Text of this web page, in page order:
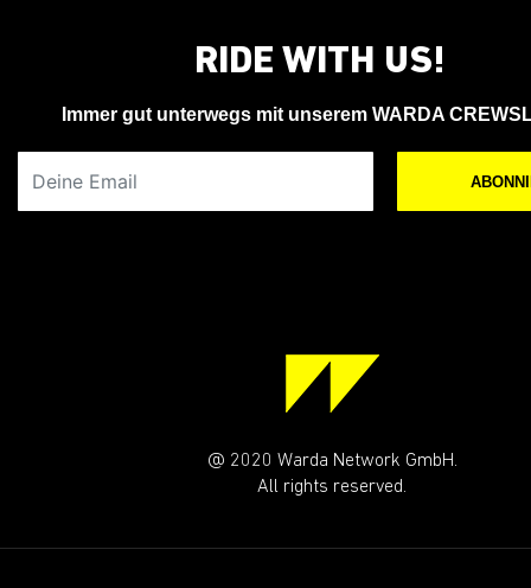
RIDE WITH US!
Immer gut unterwegs mit unserem WARDA
@ 2020 Warda Network GmbH.
All rights reserved.